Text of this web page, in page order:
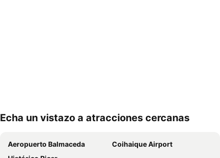
Echa un vistazo a atracciones cercanas
Aeropuerto Balmaceda
Coihaique Airport